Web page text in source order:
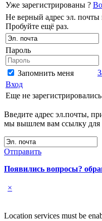
Уже зарегистрированы ?
Не верный адрес эл. почты
Пробуйте ещё раз.
Пароль
Запомнить меня
Вход
Еще не
Введите адрес эл.почты,
мы вышлем вам ссылку для
Отправить
Появились вопросы?
×
Location services must be